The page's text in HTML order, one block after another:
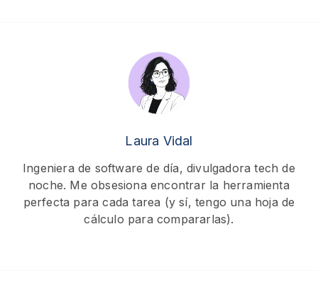
Laura Vidal
Ingeniera de software de día, divulgadora tech de
noche. Me obsesiona encontrar la herramienta
perfecta para cada tarea (y sí, tengo una hoja de
cálculo para compararlas).